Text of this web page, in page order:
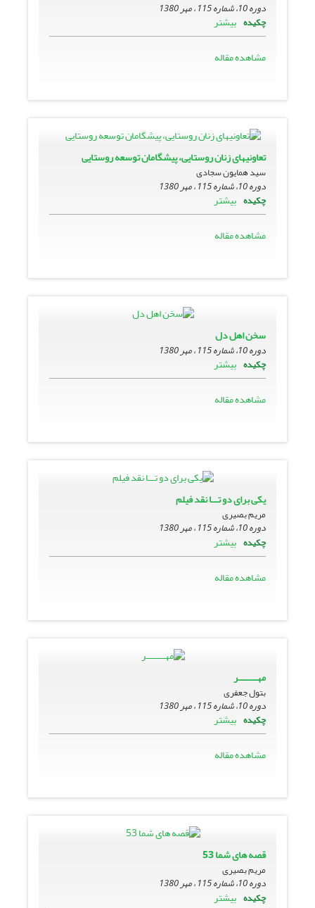
دوره 10، شماره 115 ، مهر 1380
چکیده بیشتر
مشاهده مقاله
تعاونیهاى زنان روستایى، پیشگامان توسعه روستایى
سید همایون سجادی
دوره 10، شماره 115 ، مهر 1380
چکیده بیشتر
مشاهده مقاله
سخن اهل دل
دوره 10، شماره 115 ، مهر 1380
چکیده بیشتر
مشاهده مقاله
یکى براى دو تـــا نقد فیلم
مریم بصیری
دوره 10، شماره 115 ، مهر 1380
چکیده بیشتر
مشاهده مقاله
مهـــــــــر
بتول جعفری
دوره 10، شماره 115 ، مهر 1380
چکیده بیشتر
مشاهده مقاله
قصه هاى شما 53
مریم بصیری
دوره 10، شماره 115 ، مهر 1380
چکیده بیشتر